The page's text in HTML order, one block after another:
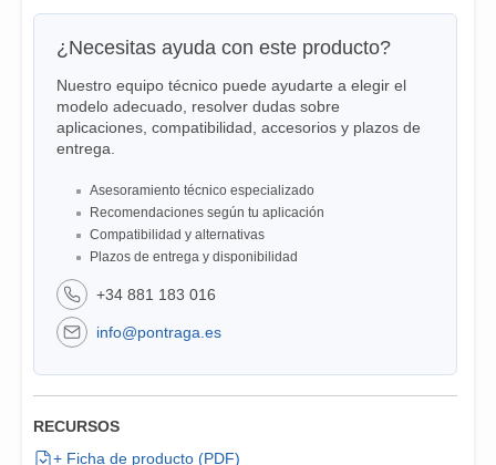
¿Necesitas ayuda con este producto?
Nuestro equipo técnico puede ayudarte a elegir el
modelo adecuado, resolver dudas sobre
aplicaciones, compatibilidad, accesorios y plazos de
entrega.
Asesoramiento técnico especializado
Recomendaciones según tu aplicación
Compatibilidad y alternativas
Plazos de entrega y disponibilidad
+34 881 183 016
info@pontraga.es
RECURSOS
+ Ficha de producto (PDF)